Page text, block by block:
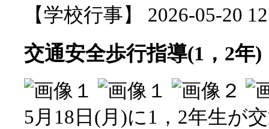
【学校行事】 2026-05-20
交通安全歩行指導(1，2年)
5月18日(月)に1，2年生が